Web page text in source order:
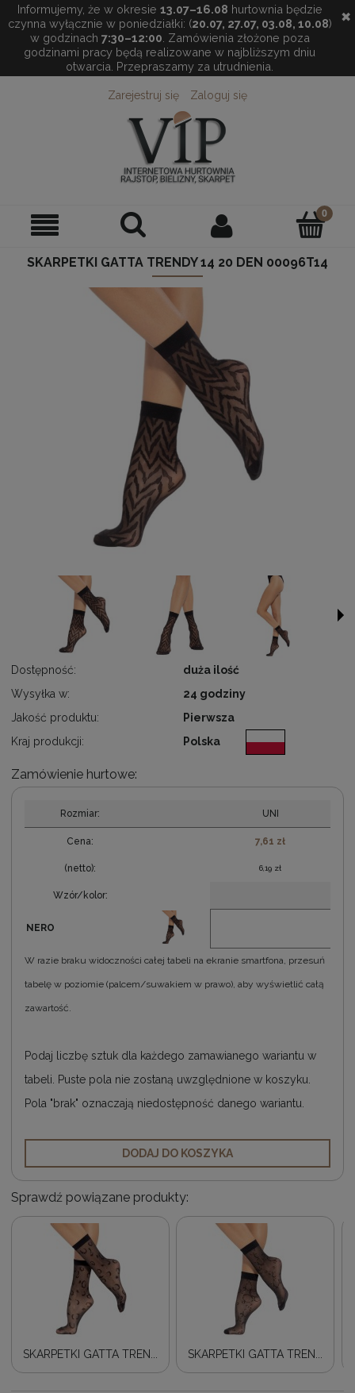
Informujemy, że w okresie 13.07–16.08 hurtownia będzie
czynna wyłącznie w poniedziałki: (20.07, 27.07, 03.08, 10.08)
w godzinach 7:30–12:00 . Zamówienia złożone poza
godzinami pracy będą realizowane w najbliższym dniu
otwarcia. Przepraszamy za utrudnienia.
✖
Zarejestruj się Zaloguj się
SKARPETKI GATTA TRENDY 14 20 DEN 00096T14
Dostępność:
duża ilość
Wysyłka w:
24 godziny
Jakość produktu:
Pierwsza
Kraj produkcji:
Polska
Zamówienie hurtowe:
Rozmiar: UNI
Cena: 7,61 zł
(netto): 6,19 zł
Wzór/kolor:
NERO
W razie braku widoczności całej tabeli na ekranie smartfona, przesuń
tabelę w poziomie (palcem/suwakiem w prawo), aby wyświetlić całą
zawartość.
Podaj liczbę sztuk dla każdego zamawianego wariantu w
tabeli. Puste pola nie zostaną uwzględnione w koszyku.
Pola "brak" oznaczają niedostępność danego wariantu.
DODAJ DO KOSZYKA
Sprawdź powiązane produkty:
SKARPETKI GATTA TREN... SKARPETKI GATTA TREN...